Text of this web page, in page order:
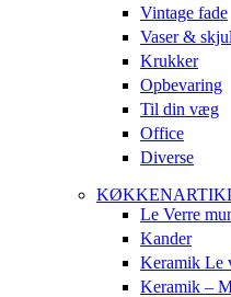
Vintage fade
Vaser &
Krukker
Opbevaring
Til din væg
Office
Diverse
Le Verre
Kander
Keramik Le
Keramik –